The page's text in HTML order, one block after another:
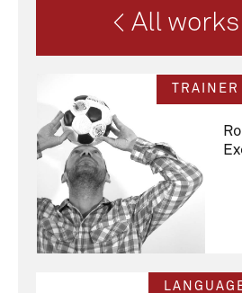
< All
TRAINER